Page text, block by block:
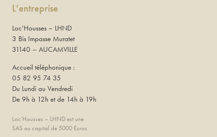
L’entreprise
Loc’Housses – LHND
3 Bis Impasse Muratet
31140 – AUCAMVILLE
Accueil téléphonique :
05 82 95 74 35
Du Lundi au Vendredi
De 9h à 12h et de 14h à 19h
Loc’Housses – LHND est une
SAS au capital de 5000 Euros